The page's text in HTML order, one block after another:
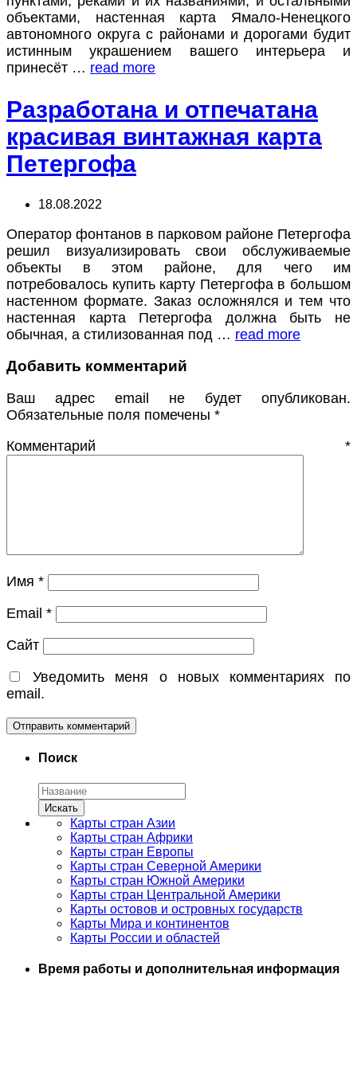
объектами, настенная карта Ямало-Ненецкого
автономного округа с районами и дорогами будит
истинным украшением вашего интерьера и
принесёт … read more
Разработана и отпечатана
красивая винтажная карта
Петергофа
18.08.2022
Оператор фонтанов в парковом районе Петергофа
решил визуализировать свои обслуживаемые
объекты в этом районе, для чего им
потребовалось купить карту Петергофа в большом
настенном формате. Заказ осложнялся и тем что
настенная карта Петергофа должна быть не
обычная, а стилизованная под … read more
Добавить комментарий
Ваш адрес email не будет опубликован.
Обязательные поля помечены *
Комментарий *
Имя *
Email *
Сайт
Уведомить меня о новых комментариях по
email.
Поиск
Карты стран Азии
Карты стран Африки
Карты стран Европы
Карты стран Северной Америки
Карты стран Южной Америки
Карты стран Центральной Америки
Карты остовов и островных государств
Карты Мира и континентов
Карты России и областей
Время работы и дополнительная информация